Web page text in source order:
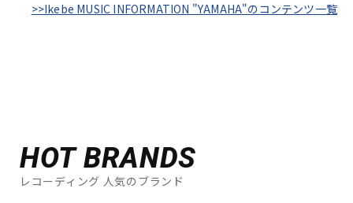
>>Ikebe MUSIC INFORMATION "YAMAHA"のコンテンツ一覧
HOT BRANDS
レコーディング 人気のブランド